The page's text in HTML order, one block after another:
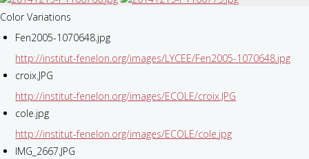
Color Variations
Fen2005-1070648.jpg
http://institut-fenelon.org/images/LYCEE/Fen2005-1070648.jpg
croix.JPG
http://institut-fenelon.org/images/ECOLE/croix.JPG
cole.jpg
http://institut-fenelon.org/images/ECOLE/cole.jpg
IMG_2667.JPG